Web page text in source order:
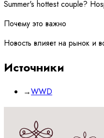
Summer's hottest couple?
Почему это важно
Новость влияет на рынок и
Источники
→WWD